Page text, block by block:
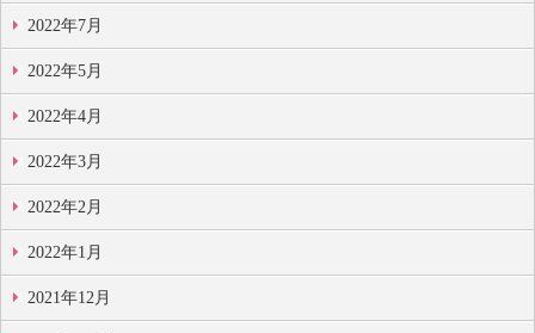
2022年7月
2022年5月
2022年4月
2022年3月
2022年2月
2022年1月
2021年12月